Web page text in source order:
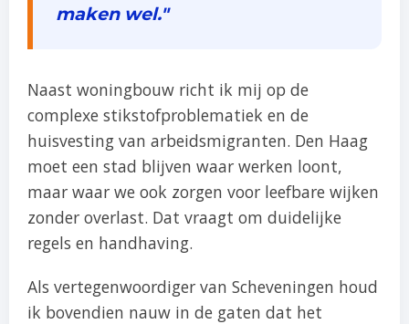
maken wel."
Naast woningbouw richt ik mij op de
complexe stikstofproblematiek en de
huisvesting van arbeidsmigranten. Den Haag
moet een stad blijven waar werken loont,
maar waar we ook zorgen voor leefbare wijken
zonder overlast. Dat vraagt om duidelijke
regels en handhaving.
Als vertegenwoordiger van Scheveningen houd
ik bovendien nauw in de gaten dat het